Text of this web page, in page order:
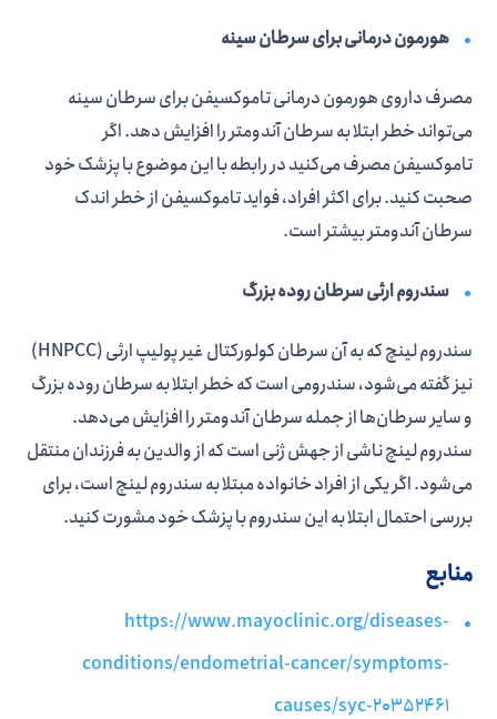
هورمون درمانی برای سرطان سینه
مصرف داروی هورمون درمانی تاموکسیفن برای سرطان سینه
می‌تواند خطر ابتلا به سرطان آندومتر را افزایش دهد. اگر
تاموکسیفن مصرف می‌کنید در رابطه با این موضوع با پزشک خود
صحبت کنید. برای اکثر افراد، فواید تاموکسیفن از خطر اندک
سرطان آندومتر بیشتر است.
سندروم ارثی سرطان روده بزرگ
سندروم لینچ که به آن سرطان کولورکتال غیر پولیپ ارثی (HNPCC)
نیز گفته می‌شود، سندرومی است که خطر ابتلا به سرطان روده بزرگ
و سایر سرطان‌ها از جمله سرطان آندومتر را افزایش می‌دهد.
سندروم لینچ ناشی از جهش ژنی است که از والدین به فرزندان منتقل
می‌شود. اگر یکی از افراد خانواده مبتلا به سندروم لینچ است، برای
بررسی احتمال ابتلا به این سندروم با پزشک خود مشورت کنید.
منابع
https://www.mayoclinic.org/diseases-
conditions/endometrial-cancer/symptoms-
causes/syc-20352461